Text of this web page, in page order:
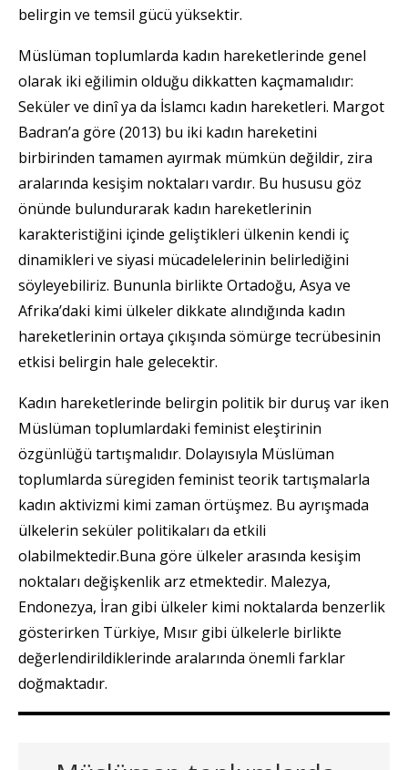
belirgin ve temsil gücü yüksektir.
Müslüman toplumlarda kadın hareketlerinde genel
olarak iki eğilimin olduğu dikkatten kaçmamalıdır:
Seküler ve dinî ya da İslamcı kadın hareketleri. Margot
Badran’a göre (2013) bu iki kadın hareketini
birbirinden tamamen ayırmak mümkün değildir, zira
aralarında kesişim noktaları vardır. Bu hususu göz
önünde bulundurarak kadın hareketlerinin
karakteristiğini içinde geliştikleri ülkenin kendi iç
dinamikleri ve siyasi mücadelelerinin belirlediğini
söyleyebiliriz. Bununla birlikte Ortadoğu, Asya ve
Afrika’daki kimi ülkeler dikkate alındığında kadın
hareketlerinin ortaya çıkışında sömürge tecrübesinin
etkisi belirgin hale gelecektir.
Kadın hareketlerinde belirgin politik bir duruş var iken
Müslüman toplumlardaki feminist eleştirinin
özgünlüğü tartışmalıdır. Dolayısıyla Müslüman
toplumlarda süregiden feminist teorik tartışmalarla
kadın aktivizmi kimi zaman örtüşmez. Bu ayrışmada
ülkelerin seküler politikaları da etkili
olabilmektedir.Buna göre ülkeler arasında kesişim
noktaları değişkenlik arz etmektedir. Malezya,
Endonezya, İran gibi ülkeler kimi noktalarda benzerlik
gösterirken Türkiye, Mısır gibi ülkelerle birlikte
değerlendirildiklerinde aralarında önemli farklar
doğmaktadır.